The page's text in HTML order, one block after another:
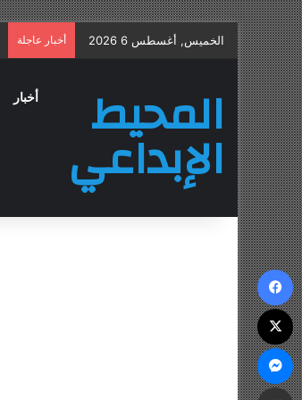
الخميس, أغسطس 6 2026 أخبار عاجلة
المحيط
الإبداعي
أخبار
فيسبوك
‫X
ماسنجر
مشاركة عبر البريد